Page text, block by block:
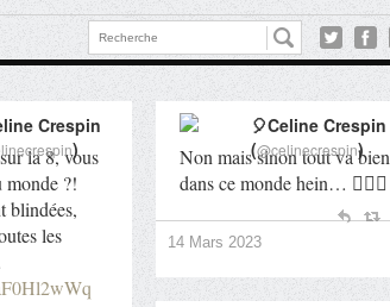
la 8, vous
monde ?!
blindées,
les
Crespin
)
Non mais sinon tout va bien
dans ce monde hein… 🤦🏻‍♀️
🎈Celine Crespin
(@celinecrespin)
14 Mars 2023